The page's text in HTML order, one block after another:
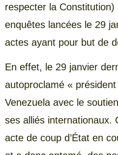
respecter la Constitution)
enquêtes lancées le 29
actes ayant pour but de
En effet, le 29 janvier
autoproclamé «
Venezuela avec le
ses alliés internationaux.
acte de coup d’État en